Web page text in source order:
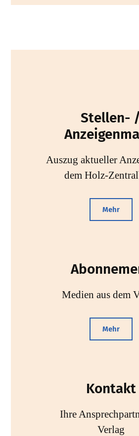
Stellen-
Auszug aktueller
dem Holz-
Mehr
Medien aus dem
Mehr
Kontakt
Ihre
Verlag